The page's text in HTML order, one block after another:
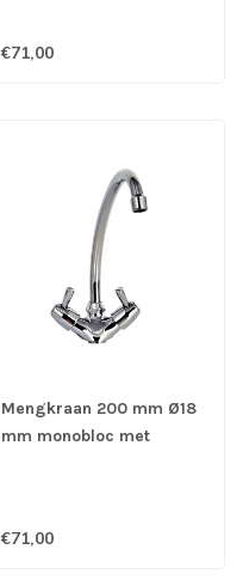
€71,00
Mengkraan 200 mm Ø18
mm monobloc met
€71,00